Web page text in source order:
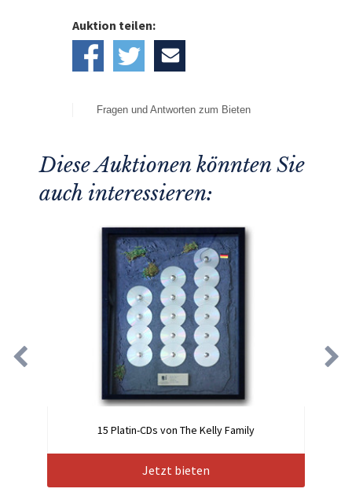
Auktion teilen:
Fragen und Antworten zum Bieten
Diese Auktionen könnten Sie
auch interessieren:
15 Platin-CDs von The Kelly Family
Jetzt bieten